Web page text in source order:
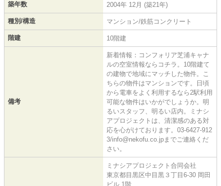
築年数 2004年 12月 (築21年)
種別/構造 マンション/鉄筋コンクリート
階建 10階建
備考
新着情報：コンフォリア芝浦キャナ
ルの空室情報ならコチラ。10階建て
の建物で地域にマッチした物件。こ
ちらの物件はマンションです。日頃
から電車をよく利用するなら2駅利用
可能な物件はいかがでしょうか。明
るいスタッフ、明るい店内。ミナシ
アプロジェクトは、清潔感のある対
応を心がけております。03-6427-912
3/info@nekofu.co.jpまでご連絡くだ
さい。
ミナシアプロジェクト合同会社
東京都目黒区中目黒３丁目6-30 岡田
ビル 1階